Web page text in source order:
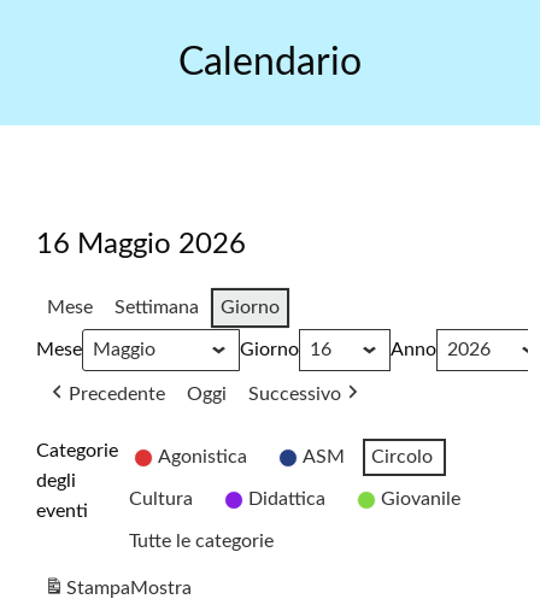
Calendario
16 Maggio 2026
Mese Settimana Giorno
Mese Giorno Anno
Precedente Oggi Successivo
Categorie
degli
eventi
Agonistica ASM Circolo
Cultura Didattica Giovanile
Tutte le categorie
StampaMostra